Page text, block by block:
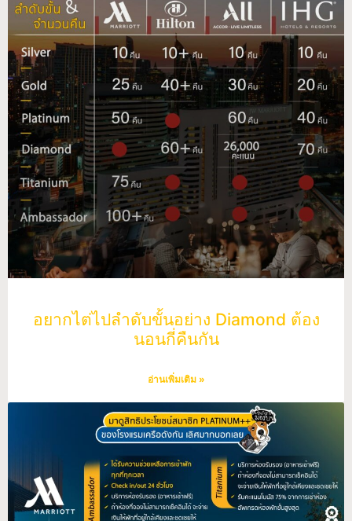
อยากไต่ไปลำดับขั้นอย่าง Diamond ต้อง
นอนกี่คืนกัน
อ่านเพิ่มเติม »